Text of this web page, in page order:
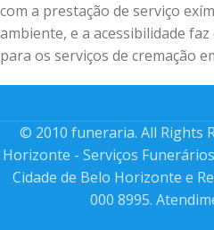
com a prestação de serviço
ambiente, e a acessibilidade
para os serviços de cremação
© 2010 funeraria. All Rights
Horizonte - Serviços
Cidade de Belo Horizonte e
000 8995.